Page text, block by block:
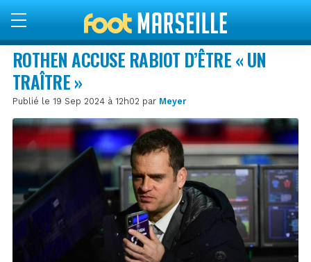
ROTHEN ACCUSE RABIOT D’ÊTRE « UN
TRAÎTRE »
Publié le 19 Sep 2024 à 12h02 par Meyer